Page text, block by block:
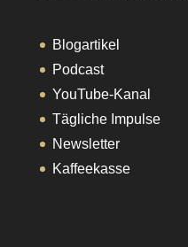
Blogartikel
Podcast
YouTube-Kanal
Tägliche Impulse
Newsletter
Kaffeekasse